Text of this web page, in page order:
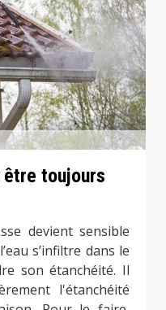
toujours
devient sensible
s’infiltre dans le
son étanchéité. Il
l'étanchéité